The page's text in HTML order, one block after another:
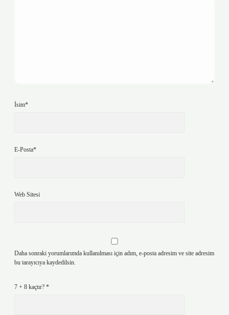
İsim*
E-Posta*
Web Sitesi
Daha sonraki yorumlarımda kullanılması için adım, e-posta adresim ve site adresim
bu tarayıcıya kaydedilsin.
7 + 8 kaçtır? *